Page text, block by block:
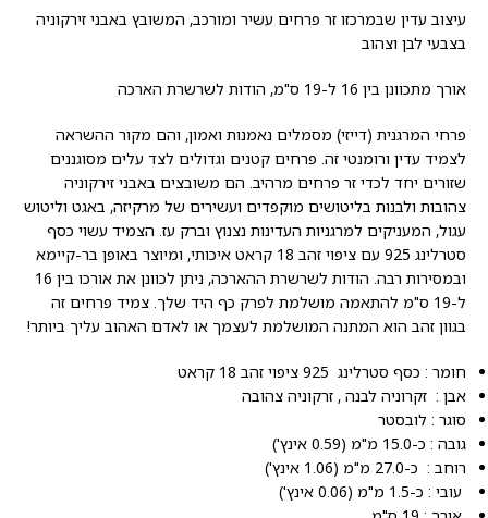
עיצוב עדין שבמרכזו זר פרחים עשיר ומורכב, המשובץ באבני זירקוניה
בצבעי לבן וצהוב
אורך מתכוונן בין 16 ל-19 ס"מ, הודות לשרשרת הארכה
פרחי המרגנית (דייזי) מסמלים נאמנות ואמון, והם מקור ההשראה
לצמיד עדין ורומנטי זה. פרחים קטנים וגדולים לצד עלים מסוגננים
שזורים יחד לכדי זר פרחים מרהיב. הם משובצים באבני זירקוניה
צהובות ולבנות בליטושים מוקפדים ועשירים של מרקיזה, באגט וליטוש
עגול, המעניקים למרגניות העדינות נצנוץ וברק עז. הצמיד עשוי כסף
סטרלינג 925 עם ציפוי זהב 18 קראט איכותי, ומיוצר באופן בר-קיימא
ובמסירות רבה. הודות לשרשרת ההארכה, ניתן לכוונן את אורכו בין 16
ל-19 ס"מ להתאמה מושלמת לפרק כף היד שלך. צמיד פרחים זה
בגוון זהב הוא המתנה המושלמת לעצמך או לאדם האהוב עליך ביותר!
חומר : כסף סטרלינג 925 ציפוי זהב 18 קראט
אבן : זקרוניה לבנה , זרקוניה צהובה
סוגר : לובסטר
גובה : כ-15.0 מ"מ (0.59 אינץ')
רוחב : כ-27.0 מ"מ (1.06 אינץ')
עובי : כ-1.5 מ"מ (0.06 אינץ')